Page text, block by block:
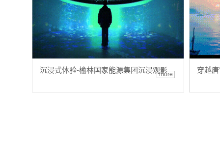
沉浸式体验-榆林国家能源集团沉浸观影
more 穿越